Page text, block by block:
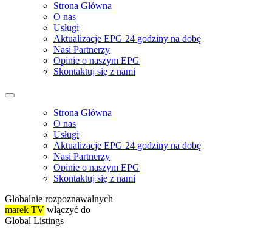
Strona Główna
O nas
Usługi
Aktualizacje EPG 24 godziny na dobę
Nasi Partnerzy
Opinie o naszym EPG
Skontaktuj się z nami
Strona Główna
O nas
Usługi
Aktualizacje EPG 24 godziny na dobę
Nasi Partnerzy
Opinie o naszym EPG
Skontaktuj się z nami
Globalnie rozpoznawalnych
marek TV włączyć do
Global Listings